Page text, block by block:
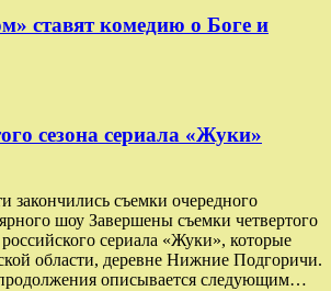
ставят комедию о Боге и
сезона сериала «Жуки»
закончились съемки очередного
шоу Завершены съемки четвертого
сериала «Жуки», которые
области, деревне Нижние Подгоричи.
описывается следующим…